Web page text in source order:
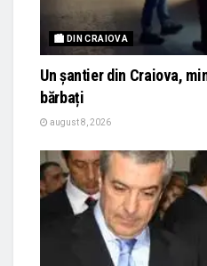
🏙 DIN CRAIOVA
Un șantier din Craiova,
bărbați
august 8, 2026